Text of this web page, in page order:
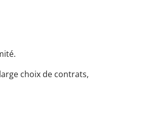
choix de contrats,